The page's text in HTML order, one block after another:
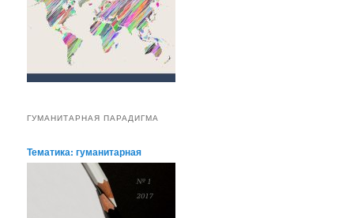
ГУМАНИТАРНАЯ ПАРАДИГМА
Тематика: гуманитарная